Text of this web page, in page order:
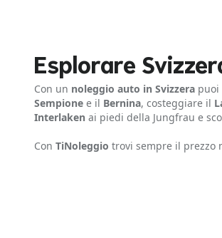
Esplorare
Con un noleggio auto in Svizzera puoi
Sempione e il Bernina, costeggiare il
Interlaken ai piedi della Jungfrau e
Con TiNoleggio trovi sempre il prezzo